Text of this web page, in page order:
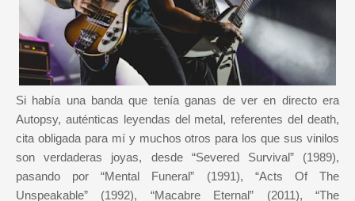
Si había una banda que tenía ganas de ver en directo era
Autopsy, auténticas leyendas del metal, referentes del death,
cita obligada para mí y muchos otros para los que sus vinilos
son verdaderas joyas, desde “Severed Survival” (1989),
pasando por “Mental Funeral” (1991), “Acts Of The
Unspeakable” (1992), “Macabre Eternal” (2011), “The